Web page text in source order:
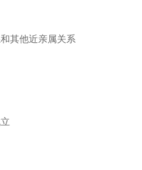
其他近亲属关系